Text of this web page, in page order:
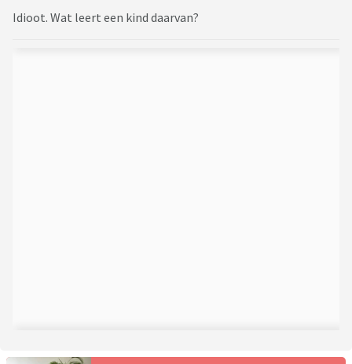
Idioot. Wat leert een kind daarvan?